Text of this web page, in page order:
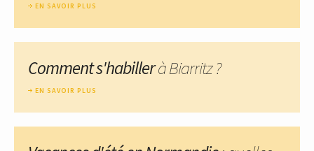
EN SAVOIR PLUS
Comment s'habillerà Biarritz ?
EN SAVOIR PLUS